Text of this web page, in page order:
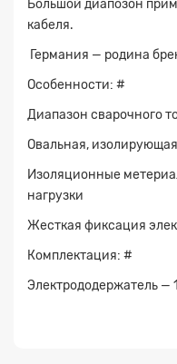
Большой диапозон
кабеля.
Германия — родина
Особенности: #
Диапазон сварочного
Овальная,
Изоляционные
нагрузки
Жесткая фиксация
Комплектация: #
Электрододержатель —
Заявка на
файл